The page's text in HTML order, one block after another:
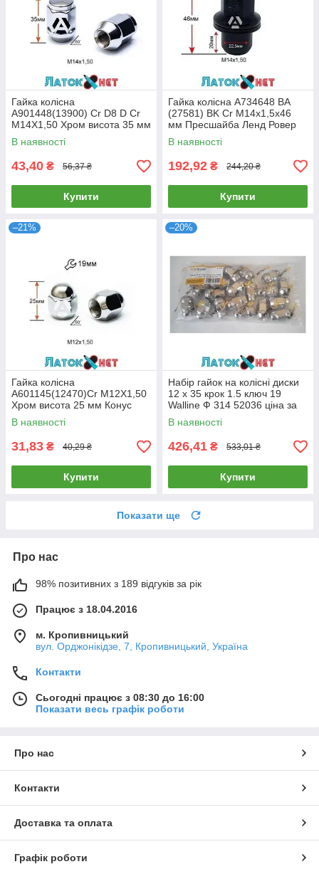
Гайка колісна
A901448(13900) Cr D8 D Cr
M14X1,50 Хром висота 35 мм
Конус з виступом закритий
ключ 21 мм
В наявності
43,40 ₴ 56,37 ₴
Купити
Гайка колісна A734648 BA
(27581) BK Cr M14х1,5х46
мм Пресшайба Ленд Ровер
Закрита Чорний Хром Ключ
22
В наявності
192,92 ₴ 244,20 ₴
Купити
–21%
Гайка колісна
A601145(12470)Cr M12X1,50
Хром висота 25 мм Конус
закритий ключ 19 мм
В наявності
31,83 ₴ 40,29 ₴
Купити
–20%
Набір гайок на колісні диски
12 x 35 крок 1.5 ключ 19
Walline Ф 314 52036 ціна за
паковання 20 шт.
В наявності
426,41 ₴ 533,01 ₴
Купити
Показати ще
Про нас
98% позитивних з 189 відгуків за рік
Працює з 18.04.2016
м. Кропивницький
вул. Орджонікідзе, 7, Кропивницький, Україна
Контакти
Сьогодні працює з 08:30 до 16:00
Показати весь графік роботи
Про нас
Контакти
Доставка та оплата
Графік роботи